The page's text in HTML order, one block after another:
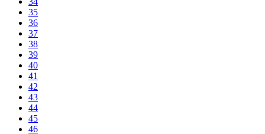
35
36
37
38
39
40
41
42
43
44
45
46